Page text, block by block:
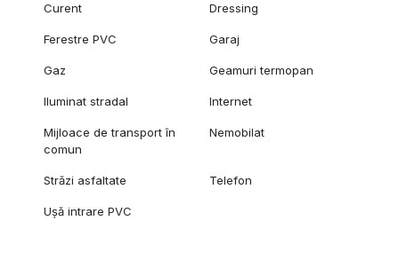
Curent Dressing
Ferestre PVC Garaj
Gaz Geamuri termopan
Iluminat stradal Internet
Mijloace de transport în
comun
Nemobilat
Străzi asfaltate Telefon
Ușă intrare PVC